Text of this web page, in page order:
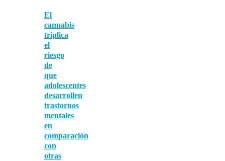
El
cannabis
triplica
el
riesgo
de
que
adolescentes
desarrollen
trastornos
mentales
en
comparación
con
otras